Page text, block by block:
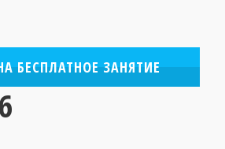
БЕСПЛАТНОЕ ЗАНЯТИЕ